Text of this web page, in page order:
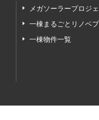
メガソーラープロジ
一棟まるごとリノベ
一棟物件一覧